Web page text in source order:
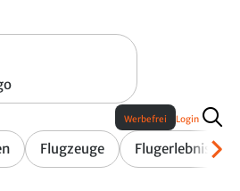
Flugzeuge Flugerlebnis
Werbefrei Login